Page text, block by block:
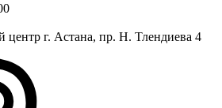
центр г. Астана, пр. Н. Тлендиева 4